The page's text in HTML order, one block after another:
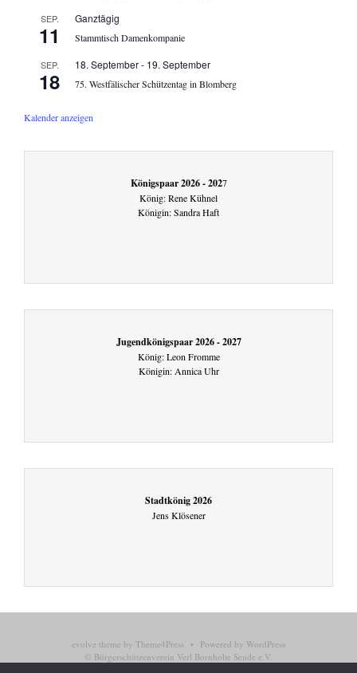
SEP.
11
Ganztägig
Stammtisch Damenkompanie
SEP.
18
18. September- 19. September
75. Westfälischer Schützentag in Blomberg
Kalender anzeigen
Königspaar 2026 - 2027
König: Rene Kühnel
Königin: Sandra Haft
Jugendkönigspaar 2026 - 2027
König: Leon Fromme
Königin: Annica Uhr
Stadtkönig 2026
Jens Klösener
evolve theme by Theme4Press • Powered by WordPress
© Bürgerschützenverein Verl Bornholte Sende e.V.